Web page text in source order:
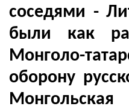
соседями -
были как
Монголо-
оборону